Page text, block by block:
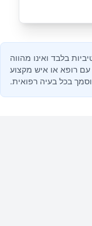
בלבד ואינו מהווה
עם רופא או איש מקצוע
בכל בעיה רפואית.